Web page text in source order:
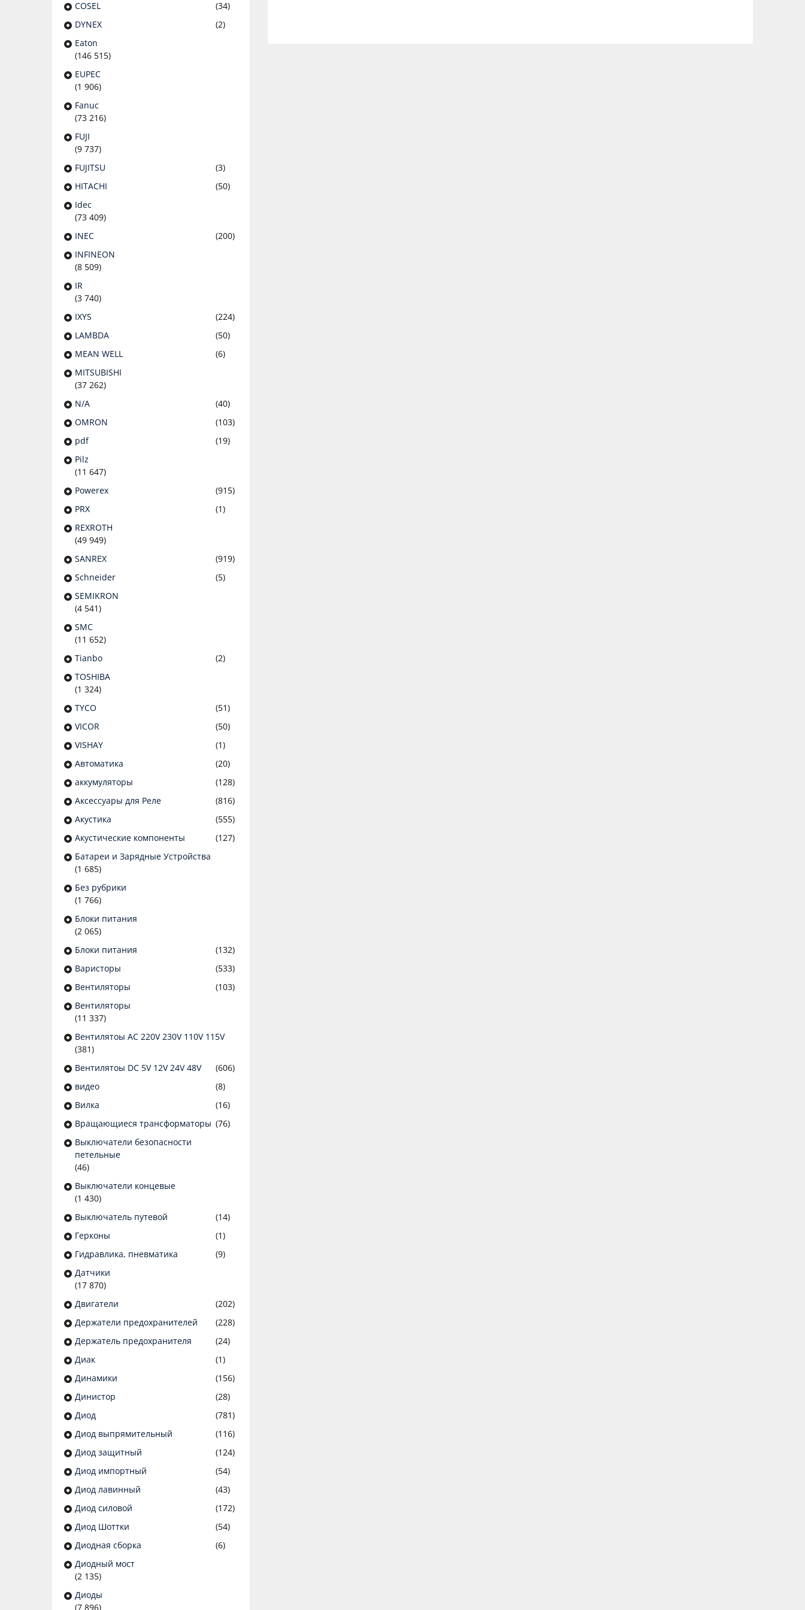
COSEL
(34)
DYNEX
(2)
Eaton
(146 515)
EUPEC
(1 906)
Fanuc
(73 216)
FUJI
(9 737)
FUJITSU
(3)
HITACHI
(50)
Idec
(73 409)
INEC
(200)
INFINEON
(8 509)
IR
(3 740)
IXYS
(224)
LAMBDA
(50)
MEAN WELL
(6)
MITSUBISHI
(37 262)
N/A
(40)
OMRON
(103)
pdf
(19)
Pilz
(11 647)
Powerex
(915)
PRX
(1)
REXROTH
(49 949)
SANREX
(919)
Schneider
(5)
SEMIKRON
(4 541)
SMC
(11 652)
Tianbo
(2)
TOSHIBA
(1 324)
TYCO
(51)
VICOR
(50)
VISHAY
(1)
Автоматика
(20)
аккумуляторы
(128)
Аксессуары для Реле
(816)
Акустика
(555)
Акустические компоненты
(127)
Батареи и Зарядные Устройства
(1 685)
Без рубрики
(1 766)
Блоки питания
(2 065)
Блоки питания
(132)
Варисторы
(533)
Вентиляторы
(103)
Вентиляторы
(11 337)
Вентилятоы AC 220V 230V 110V 115V
(381)
Вентилятоы DC 5V 12V 24V 48V
(606)
видео
(8)
Вилка
(16)
Вращающиеся трансформаторы (76)
Выключатели безопасности
петельные
(46)
Выключатели концевые
(1 430)
Выключатель путевой
(14)
Герконы
(1)
Гидравлика, пневматика
(9)
Датчики
(17 870)
Двигатели
(202)
Держатели предохранителей
(228)
Держатель предохранителя
(24)
Диак
(1)
Динамики
(156)
Динистор
(28)
Диод
(781)
Диод выпрямительный
(116)
Диод защитный
(124)
Диод импортный
(54)
Диод лавинный
(43)
Диод силовой
(172)
Диод Шоттки
(54)
Диодная сборка
(6)
Диодный мост
(2 135)
Диоды
(7 896)